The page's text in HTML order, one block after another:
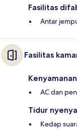
Fasilitas
Antar
Fasilitas
AC dan
Tidur
Kedap